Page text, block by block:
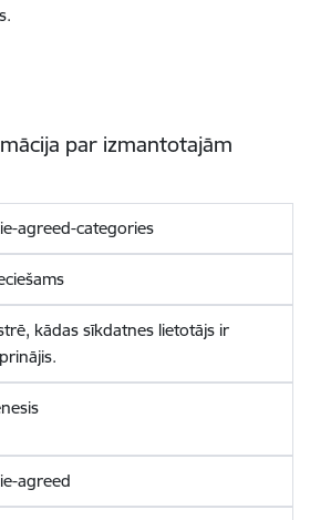
par izmantotajām
agreed-categories
kādas sīkdatnes lietotājs ir
agreed